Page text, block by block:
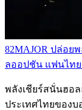
82MAJOR ปล่อย
ลออปชัน แฟนไท
พลังเชียร์สนั่นฮอ
ประเทศไทยของบ